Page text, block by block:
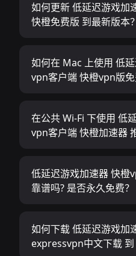
如何更新 低延迟游戏加
快橙免费版 到最新版本？
如何在 Mac 上使用 低
vpn客户端 快橙vpn版免
在公共 Wi-Fi 下使用 低
vpn客户端 快橙加速器
低延迟游戏加速器 快橙
靠谱吗? 是否永久免费？
如何下载 低延迟游戏加
expressvpn中文下载 到